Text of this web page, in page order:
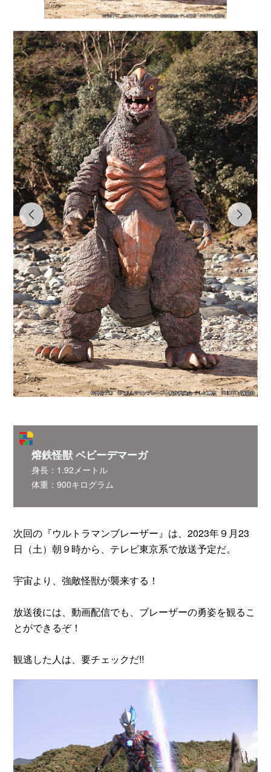
熔鉄怪獣 ベビーデマーガ
身長：1.92メートル
体重：900キログラム
次回の『ウルトラマンブレーザー』は、2023年９月23
日（土）朝９時から、テレビ東京系で放送予定だ。
宇宙より、強敵怪獣が襲来する！
放送後には、動画配信でも、ブレーザーの勇姿を観るこ
とができるぞ！
観逃した人は、要チェックだ!!